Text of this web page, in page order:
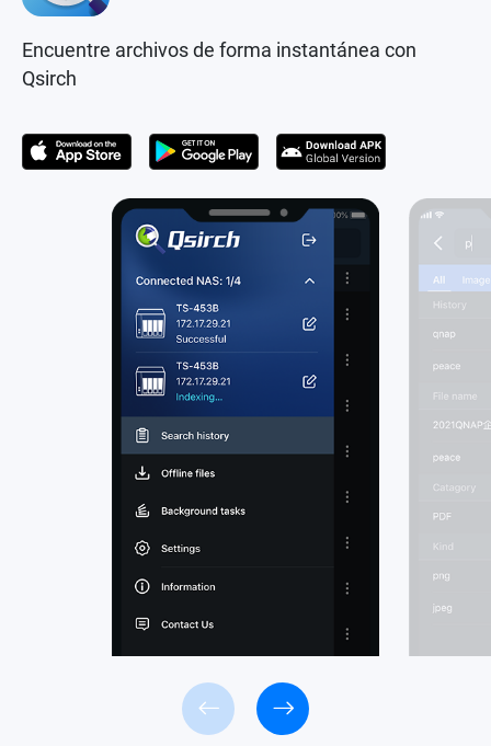
Encuentre archivos de forma instantánea con
Qsirch